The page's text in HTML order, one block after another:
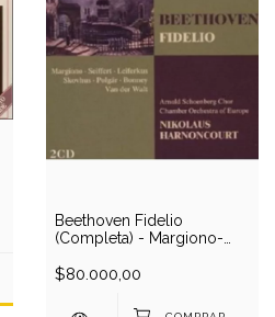
Beethoven Fidelio
(Completa) - Margiono-
Skovhus/Harnoncourt (2
$80.000,00